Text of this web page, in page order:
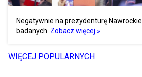
Negatywnie na prezydenturę
badanych. Zobacz więcej »
WIĘCEJ POPULARNYCH